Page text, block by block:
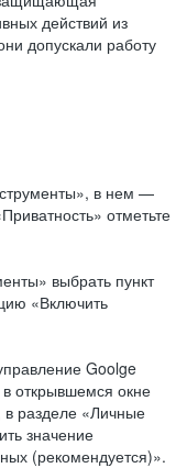
действий из
допускали работу
в нем —
отметьте
выбрать пункт
«Включить
Goolge
открывшемся окне
в разделе «Личные
значение
(рекомендуется)».